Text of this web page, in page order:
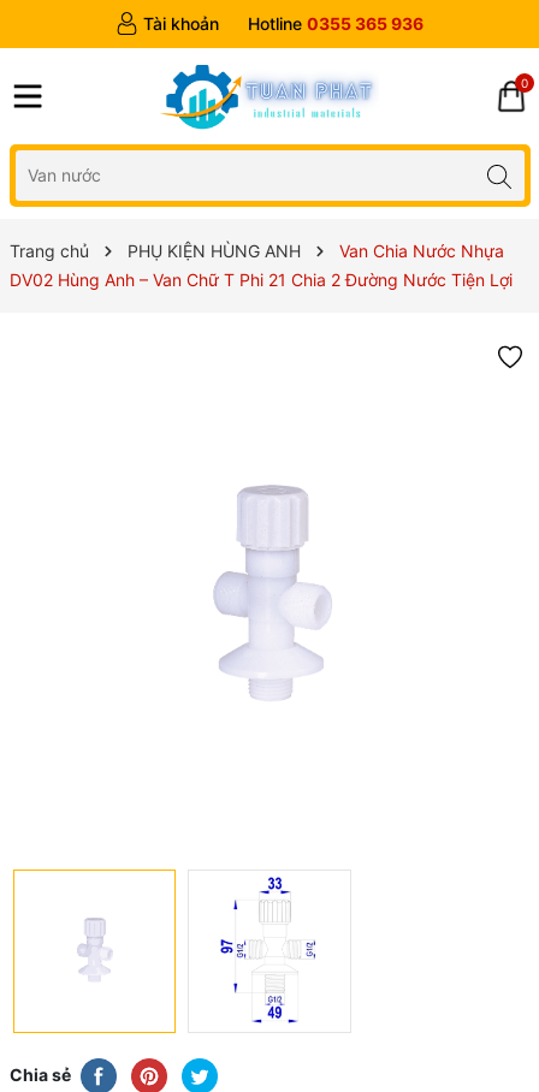
Tài khoản Hotline 0355 365 936
0
Trang chủ PHỤ KIỆN HÙNG ANH
Van Chia Nước Nhựa
DV02 Hùng Anh – Van Chữ T Phi 21 Chia 2 Đường Nước Tiện Lợi
Chia sẻ